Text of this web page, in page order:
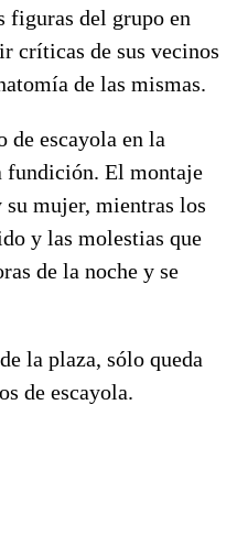
figuras del grupo en
críticas de sus vecinos
de las mismas.
de escayola en la
fundición. El montaje
mujer, mientras los
y las molestias que
de la noche y se
la plaza, sólo queda
de escayola.